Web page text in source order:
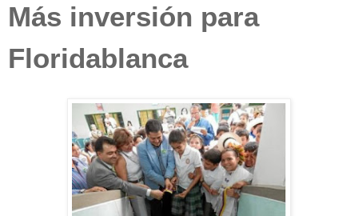
Más inversión para
Floridablanca